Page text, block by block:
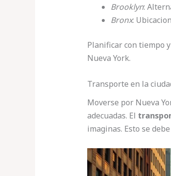
Brooklyn:
Bronx:
Planificar con tiempo
Nueva York.
Transporte en la
Moverse por Nueva
adecuadas. El
imaginas. Esto se